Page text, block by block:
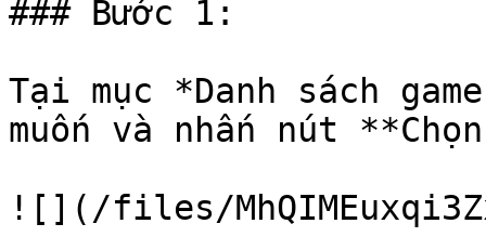
### Bước 1:
Tại mục *Danh sách
muốn và nhấn nút
![](/files/